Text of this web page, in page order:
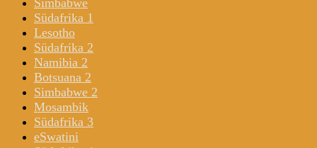
Südafrika 1
Lesotho
Südafrika 2
Namibia 2
Botsuana 2
Simbabwe 2
Mosambik
Südafrika 3
eSwatini